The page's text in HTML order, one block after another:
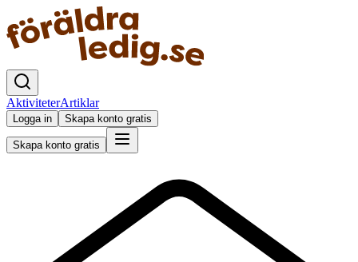
AktiviteterArtiklar
Logga in Skapa konto gratis
Skapa konto gratis